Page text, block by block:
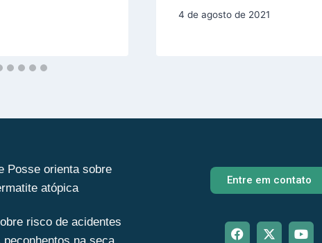
4 de agosto de 2021
Posse orienta sobre
atópica
risco de acidentes
Entre em contato